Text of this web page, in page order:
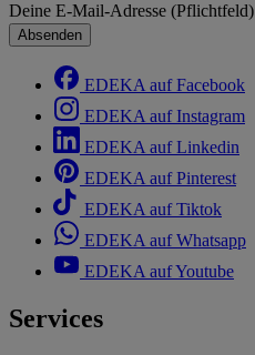
Deine E-Mail-Adresse (Pflichtfeld)
Absenden
EDEKA auf Facebook
EDEKA auf Instagram
EDEKA auf Linkedin
EDEKA auf Pinterest
EDEKA auf Tiktok
EDEKA auf Whatsapp
EDEKA auf Youtube
Services